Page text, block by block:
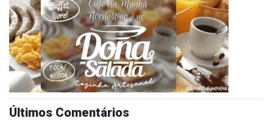
Últimos Comentários